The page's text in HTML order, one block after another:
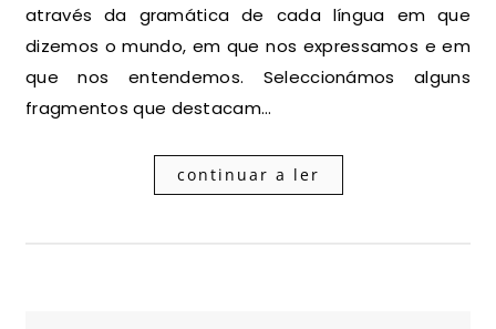
através da gramática de cada língua em que
dizemos o mundo, em que nos expressamos e em
que nos entendemos. Seleccionámos alguns
fragmentos que destacam…
continuar a ler